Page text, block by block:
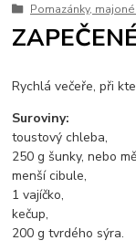
Pomazánky,
Rychlá večeře, při
Suroviny:
toustový chleba,
250 g šunky, nebo
menší cibule,
1 vajíčko,
kečup,
200 g tvrdého sýra.